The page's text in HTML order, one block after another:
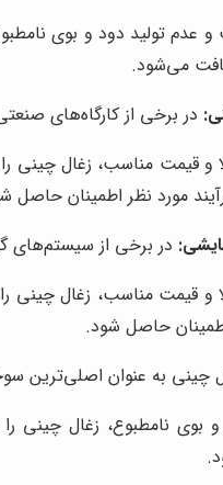
عدم تولید دود و بوی
می‌شود.
در برخی از کارگاه‌های
و قیمت مناسب، زغال چینی
مورد نظر اطمینان حاصل
در برخی از سیستم‌های
و قیمت مناسب، زغال چینی
حاصل شود.
چینی به عنوان اصلی‌ترین
بوی نامطبوع، زغال چینی